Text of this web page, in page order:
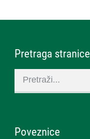
Pretraga stranice
Poveznice